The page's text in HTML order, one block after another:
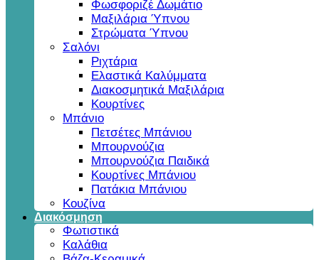
Φωσφοριζέ Δωμάτιο
Μαξιλάρια Ύπνου
Στρώματα Ύπνου
Σαλόνι
Ριχτάρια
Ελαστικά Καλύμματα
Διακοσμητικά Μαξιλάρια
Κουρτίνες
Μπάνιο
Πετσέτες Μπάνιου
Μπουρνούζια
Μπουρνούζια Παιδικά
Κουρτίνες Μπάνιου
Πατάκια Μπάνιου
Κουζίνα
Διακόσμηση
Φωτιστικά
Καλάθια